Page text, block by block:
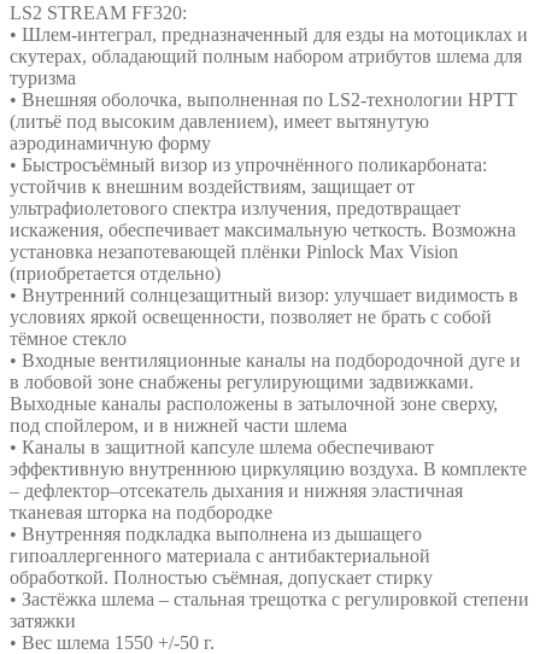
LS2 STREAM FF320:
• Шлем-интеграл, предназначенный для езды на мотоциклах и
скутерах, обладающий полным набором атрибутов шлема для
туризма
• Внешняя оболочка, выполненная по LS2-технологии HPTT
(литьё под высоким давлением), имеет вытянутую
аэродинамичную форму
• Быстросъёмный визор из упрочнённого поликарбоната:
устойчив к внешним воздействиям, защищает от
ультрафиолетового спектра излучения, предотвращает
искажения, обеспечивает максимальную четкость. Возможна
установка незапотевающей плёнки Pinlock Max Vision
(приобретается отдельно)
• Внутренний солнцезащитный визор: улучшает видимость в
условиях яркой освещенности, позволяет не брать с собой
тёмное стекло
• Входные вентиляционные каналы на подбородочной дуге и
в лобовой зоне снабжены регулирующими задвижками.
Выходные каналы расположены в затылочной зоне сверху,
под спойлером, и в нижней части шлема
• Каналы в защитной капсуле шлема обеспечивают
эффективную внутреннюю циркуляцию воздуха. В комплекте
– дефлектор–отсекатель дыхания и нижняя эластичная
тканевая шторка на подбородке
• Внутренняя подкладка выполнена из дышащего
гипоаллергенного материала с антибактериальной
обработкой. Полностью съёмная, допускает стирку
• Застёжка шлема – стальная трещотка с регулировкой степени
затяжки
• Вес шлема 1550 +/-50 г.